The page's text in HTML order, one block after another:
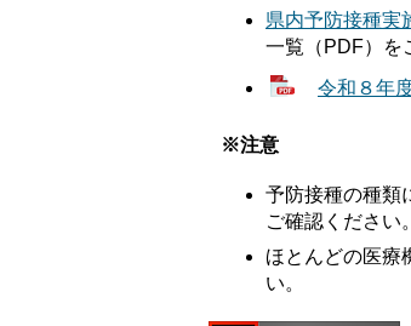
県内予防接種実
一覧（PDF）を
令和８年
※注意
予防接種の種類
ご確認ください。
ほとんどの医療
い。